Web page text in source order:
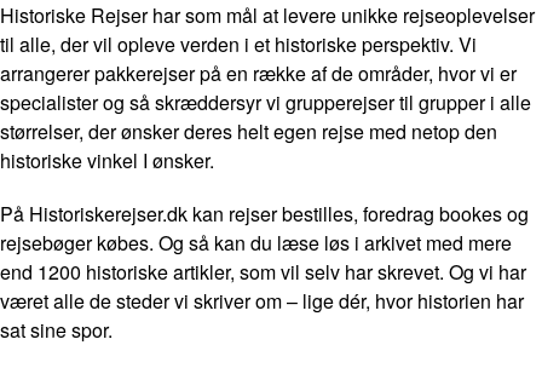
Historiske Rejser har som mål at levere unikke rejseoplevelser
til alle, der vil opleve verden i et historiske perspektiv. Vi
arrangerer pakkerejser på en række af de områder, hvor vi er
specialister og så skræddersyr vi grupperejser til grupper i alle
størrelser, der ønsker deres helt egen rejse med netop den
historiske vinkel I ønsker.
På Historiskerejser.dk kan rejser bestilles, foredrag bookes og
rejsebøger købes. Og så kan du læse løs i arkivet med mere
end 1200 historiske artikler, som vil selv har skrevet. Og vi har
været alle de steder vi skriver om – lige dér, hvor historien har
sat sine spor.